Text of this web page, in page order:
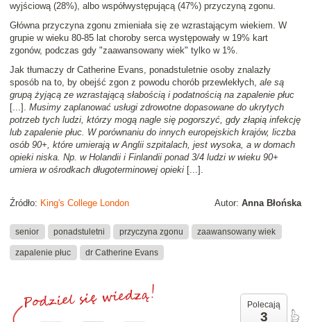
wyjściową (28%), albo współwystępującą (47%) przyczyną zgonu.
Główna przyczyna zgonu zmieniała się ze wzrastającym wiekiem. W
grupie w wieku 80-85 lat choroby serca występowały w 19% kart
zgonów, podczas gdy "zaawansowany wiek" tylko w 1%.
Jak tłumaczy dr Catherine Evans, ponadstuletnie osoby znalazły
sposób na to, by obejść zgon z powodu chorób przewlekłych, ale są
grupą żyjącą ze wzrastającą słabością i podatnością na zapalenie płuc
[...]. Musimy zaplanować usługi zdrowotne dopasowane do ukrytych
potrzeb tych ludzi, którzy mogą nagle się pogorszyć, gdy złapią infekcję
lub zapalenie płuc. W porównaniu do innych europejskich krajów, liczba
osób 90+, które umierają w Anglii szpitalach, jest wysoka, a w domach
opieki niska. Np. w Holandii i Finlandii ponad 3/4 ludzi w wieku 90+
umiera w ośrodkach długoterminowej opieki [...].
Autor: Anna Błońska
Źródło: King's College London
senior ponadstuletni przyczyna zgonu zaawansowany wiek
zapalenie płuc dr Catherine Evans
Polecają
3